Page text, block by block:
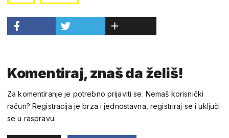
Komentiraj, znaš da želiš!
Za komentiranje je potrebno prijaviti se. Nemaš korisnički
račun? Registracija je brza i jednostavna, registriraj se i uključi
se u raspravu.